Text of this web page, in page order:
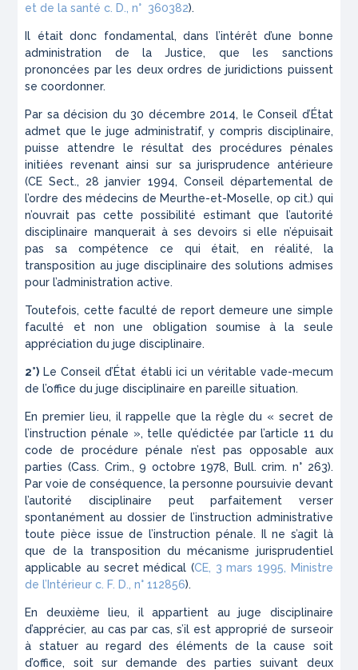
et de la santé c. D.
, n° 360382).
Il était donc fondamental, dans l’intérêt d’une bonne
administration de la Justice, que les sanctions
prononcées par les deux ordres de juridictions puissent
se coordonner.
Par sa décision du 30 décembre 2014, le Conseil d’État
admet que le juge administratif, y compris disciplinaire,
puisse attendre le résultat des procédures pénales
initiées revenant ainsi sur sa jurisprudence antérieure
(CE Sect., 28 janvier 1994, Conseil départemental de
l’ordre des médecins de Meurthe-et-Moselle, op cit.) qui
n’ouvrait pas cette possibilité estimant que l’autorité
disciplinaire manquerait à ses devoirs si elle n’épuisait
pas sa compétence ce qui était, en réalité, la
transposition au juge disciplinaire des solutions admises
pour l’administration active.
Toutefois, cette faculté de report demeure une simple
faculté et non une obligation soumise à la seule
appréciation du juge disciplinaire.
2°) Le Conseil d’État établi ici un véritable vade-mecum
de l’office du juge disciplinaire en pareille situation.
En premier lieu, il rappelle que la règle du « secret de
l’instruction pénale », telle qu’édictée par l’article 11 du
code de procédure pénale n’est pas opposable aux
parties (Cass. Crim., 9 octobre 1978,
Bull. crim. n° 263).
Par voie de conséquence, la personne poursuivie devant
l’autorité disciplinaire peut parfaitement verser
spontanément au dossier de l’instruction administrative
toute pièce issue de l’instruction pénale. Il ne s’agit là
que de la transposition du mécanisme jurisprudentiel
applicable au secret médical (CE, 3 mars 1995,
Ministre
de l’Intérieur c. F. D.
, n° 112856).
En deuxième lieu, il appartient au juge disciplinaire
d’apprécier, au cas par cas, s’il est approprié de surseoir
à statuer au regard des éléments de la cause soit
d’office, soit sur demande des parties suivant deux